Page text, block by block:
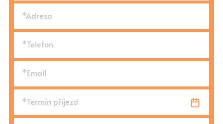
*Adresa
*Telefon
*Email
*Termín příjezd